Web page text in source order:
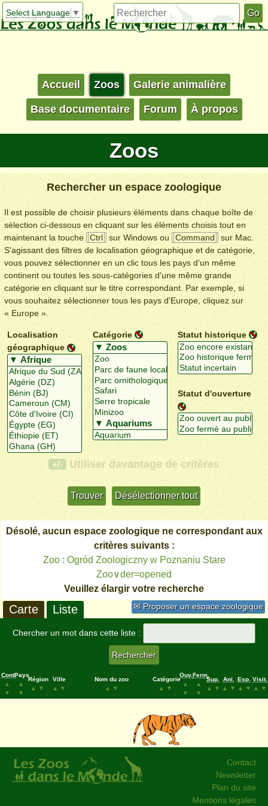
Select Language ▼
Accueil Zoos Galerie animalière
Base documentaire Forum À propos
Zoos
Rechercher un espace zoologique
Il est possible de choisir plusieurs éléments dans chaque boîte de
sélection ci-dessous en cliquant sur les éléments choisis tout en
maintenant la touche
Ctrl sur Windows ou Command
sur Mac.
S'agissant des filtres de localisation géographique et de catégorie,
vous pouvez sélectionner en un clic tous les pays d'un même
continent ou toutes les sous-catégories d'une même grande
catégorie en cliquant sur le titre correspondant. Par exemple, si
vous souhaitez sélectionner tous les pays d'Europe, cliquez sur
« Europe ».
Localisation
géographique
Catégorie Statut historique
Statut d'ouverture
+/- Utiliser davantage de critères
Désolé, aucun espace zoologique ne correspondant aux
critères suivants :
Zoo : Ogród Zoologiczny w Poznaniu Stare
Zoo∨der=opened
Veuillez élargir votre recherche
✉ Proposer un espace zoologique
Carte Liste
Chercher un mot dans cette liste :
Cont.
▲
▼
Pays
▲
▼
Région
▲
▼
Ville
▲
▼
Nom du zoo
▲
▼
Catégorie
▲
▼
Ouv.
▲
▼
Ferm.
▲
▼
Sup.
▲
▼
Ani.
▲
▼
Esp.
▲
▼
Visit.
▲
▼
Contact
Newsletter
Plan du site
Mentions légales